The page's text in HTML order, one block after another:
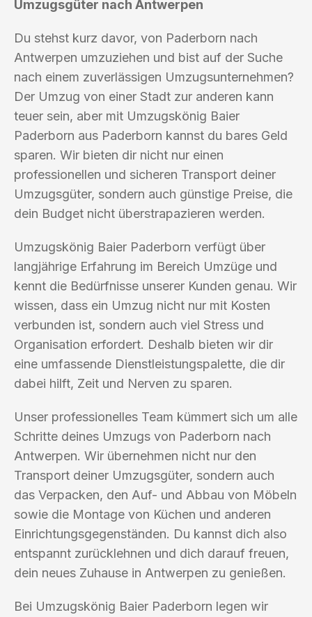
Umzugsgüter nach Antwerpen
Du stehst kurz davor, von Paderborn nach
Antwerpen umzuziehen und bist auf der Suche
nach einem zuverlässigen Umzugsunternehmen?
Der Umzug von einer Stadt zur anderen kann
teuer sein, aber mit Umzugskönig Baier
Paderborn aus Paderborn kannst du bares Geld
sparen. Wir bieten dir nicht nur einen
professionellen und sicheren Transport deiner
Umzugsgüter, sondern auch günstige Preise, die
dein Budget nicht überstrapazieren werden.
Umzugskönig Baier Paderborn verfügt über
langjährige Erfahrung im Bereich Umzüge und
kennt die Bedürfnisse unserer Kunden genau. Wir
wissen, dass ein Umzug nicht nur mit Kosten
verbunden ist, sondern auch viel Stress und
Organisation erfordert. Deshalb bieten wir dir
eine umfassende Dienstleistungspalette, die dir
dabei hilft, Zeit und Nerven zu sparen.
Unser professionelles Team kümmert sich um alle
Schritte deines Umzugs von Paderborn nach
Antwerpen. Wir übernehmen nicht nur den
Transport deiner Umzugsgüter, sondern auch
das Verpacken, den Auf- und Abbau von Möbeln
sowie die Montage von Küchen und anderen
Einrichtungsgegenständen. Du kannst dich also
entspannt zurücklehnen und dich darauf freuen,
dein neues Zuhause in Antwerpen zu genießen.
Bei Umzugskönig Baier Paderborn legen wir